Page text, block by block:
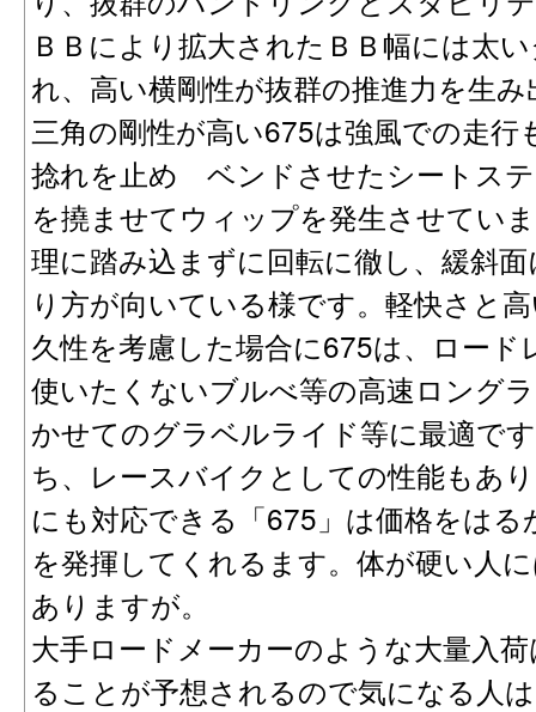
ＢＢにより拡大されたＢＢ幅には太
れ、高い横剛性が抜群の推進力を生
三角の剛性が高い675は強風での走
捻れを止め ベンドさせたシートス
を撓ませてウィップを発生させてい
理に踏み込まずに回転に徹し、緩斜
り方が向いている様です。軽快さと
久性を考慮した場合に675は、ロー
使いたくないブルべ等の高速ロング
かせてのグラベルライド等に最適で
ち、レースバイクとしての性能もあ
にも対応できる「675」は価格をは
を発揮してくれるます。体が硬い人
ありますが。
大手ロードメーカーのような大量入
ることが予想されるので気になる人